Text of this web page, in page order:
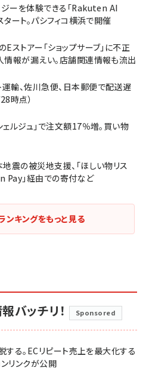
ーを体験できる「Rakuten AI
ート。パシフィコ横浜で開催
ストアー「ショップサーブ」に不正
情報が漏えい。店舗関連情報も流出
運輸、佐川急便、日本郵便で配送遅
時点）
ルジュ」で注文額17％増。買い物
の被災地支援、「ほしい物リス
Pay」経由での寄付など
ンキングをもっと見る
バッチリ！ Sponsored
する。ECリピート売上を最大化する
リンクが公開